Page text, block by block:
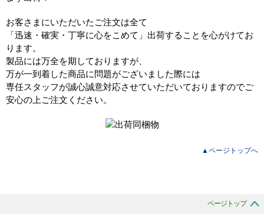
お客さまにいただいたご注文は全て
「迅速・確実・丁寧に心をこめて」出荷することを心がけてお
ります。
製品には万全を期しておりますが、
万が一到着した商品に問題がございました際には
専任スタッフが誠心誠意対応させていただいておりますのでご
安心の上ご注文ください。
▲ページトップへ
ページトップ